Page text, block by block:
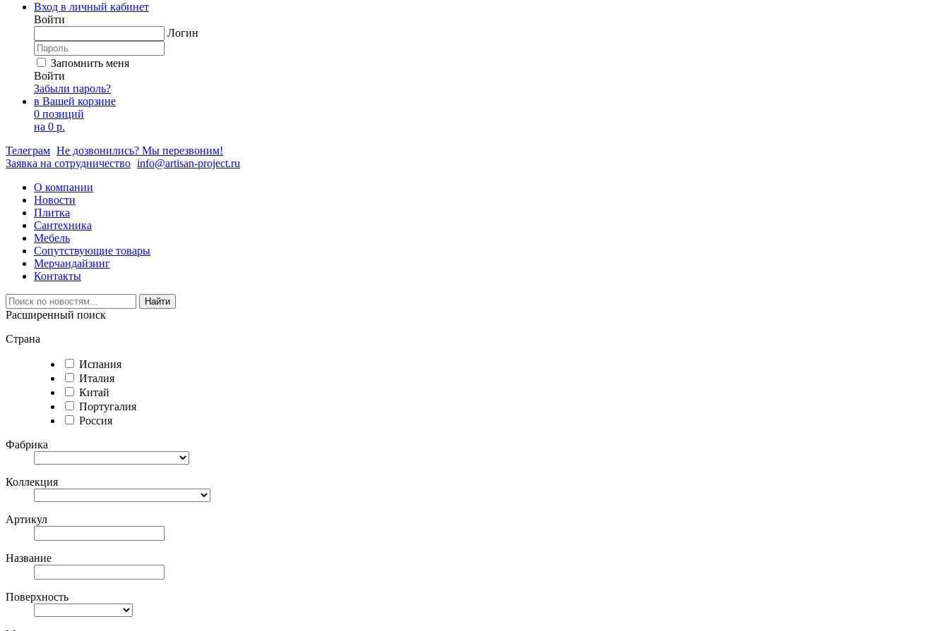
Вход в личный кабинет
Войти
Логин
Запомнить меня
Войти
Забыли пароль?
в Вашей корзине
0 позиций
на 0 р.
Телеграм Не дозвонились? Мы перезвоним!
Заявка на сотрудничество info@artisan-project.ru
О компании
Новости
Плитка
Сантехника
Мебель
Сопутствующие товары
Мерчандайзинг
Контакты
Найти
Расширенный поиск
Страна
Испания
Италия
Китай
Португалия
Россия
Фабрика
Коллекция
Артикул
Название
Поверхность